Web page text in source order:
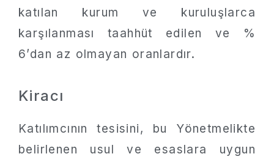
katılan kurum ve kuruluşlarca
karşılanması taahhüt edilen ve %
6’dan az olmayan oranlardır.
Kiracı
Katılımcının tesisini, bu Yönetmelikte
belirlenen usul ve esaslara uygun